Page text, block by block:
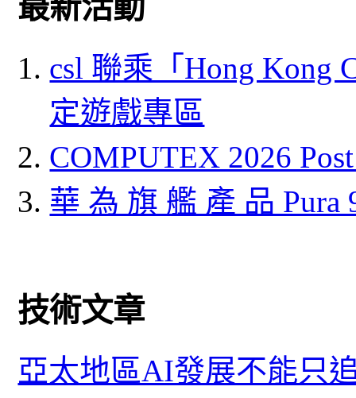
最新活動
csl 聯乘「Hong Kong
定遊戲專區
COMPUTEX 2026
華 為 旗 艦 產 品 Pura
技術文章
亞太地區AI發展不能只